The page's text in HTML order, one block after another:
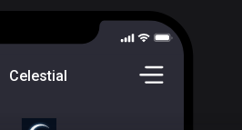
Celestial